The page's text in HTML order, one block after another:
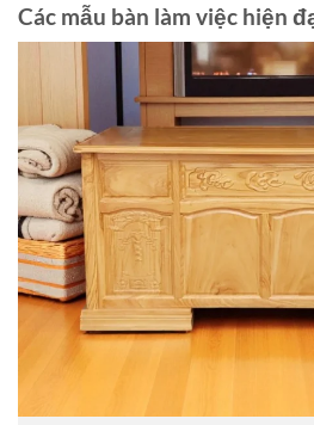
Các mẫu bàn làm việc hiện